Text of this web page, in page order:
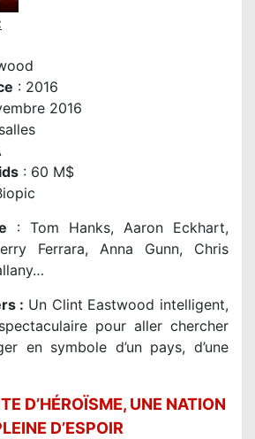
: 2016
2016
: 60 M$
: Tom Hanks, Aaron Eckhart,
Ferrara, Anna Gunn, Chris
: Un Clint Eastwood intelligent,
pour aller chercher
en symbole d’un pays, d’une
D’HÉROÏSME, UNE NATION
D’ESPOIR